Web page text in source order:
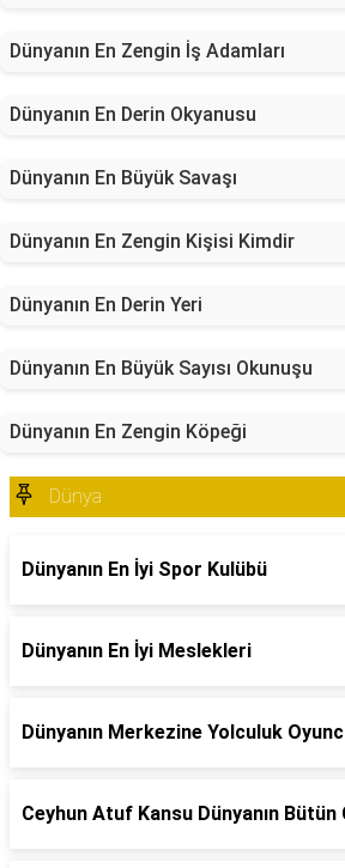
Dünyanın En Zengin İş Adamları
Dünyanın En Derin Okyanusu
Dünyanın En Büyük Savaşı
Dünyanın En Zengin Kişisi Kimdir
Dünyanın En Derin Yeri
Dünyanın En Büyük Sayısı Okunuşu
Dünyanın En Zengin Köpeği
Dünya
Dünyanın En İyi Spor Kulübü
Dünyanın En İyi Meslekleri
Dünyanın Merkezine Yolculuk
Ceyhun Atuf Kansu Dünyanın